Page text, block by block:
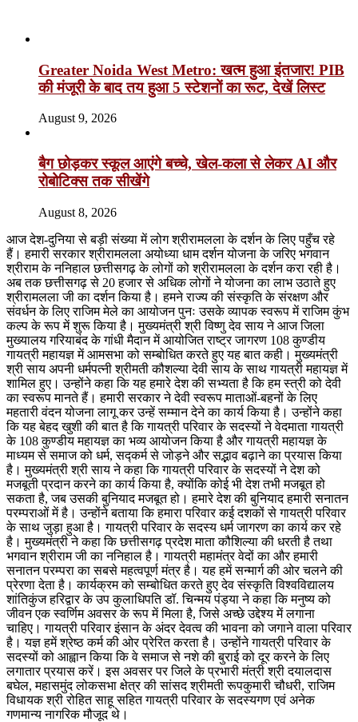
Greater Noida West Metro: खत्म हुआ इंतजार! PIB
की मंजूरी के बाद तय हुआ 5 स्टेशनों का रूट, देखें लिस्ट
August 9, 2026
बैग छोड़कर स्कूल आएंगे बच्चे, खेल-कला से लेकर AI और
रोबोटिक्स तक सीखेंगे
August 8, 2026
आज देश-दुनिया से बड़ी संख्या में लोग श्रीरामलला के दर्शन के लिए पहुँच रहे
हैं। हमारी सरकार श्रीरामलला अयोध्या धाम दर्शन योजना के जरिए भगवान
श्रीराम के ननिहाल छत्तीसगढ़ के लोगों को श्रीरामलला के दर्शन करा रही है।
अब तक छत्तीसगढ़ से 20 हजार से अधिक लोगों ने योजना का लाभ उठाते हुए
श्रीरामलला जी का दर्शन किया है। हमने राज्य की संस्कृति के संरक्षण और
संवर्धन के लिए राजिम मेले का आयोजन पुनः उसके व्यापक स्वरूप में राजिम कुंभ
कल्प के रूप में शुरू किया है। मुख्यमंत्री श्री विष्णु देव साय ने आज जिला
मुख्यालय गरियाबंद के गांधी मैदान में आयोजित राष्ट्र जागरण 108 कुण्डीय
गायत्री महायज्ञ में आमसभा को सम्बोधित करते हुए यह बात कही। मुख्यमंत्री
श्री साय अपनी धर्मपत्नी श्रीमती कौशल्या देवी साय के साथ गायत्री महायज्ञ में
शामिल हुए। उन्होंने कहा कि यह हमारे देश की सभ्यता है कि हम स्त्री को देवी
का स्वरूप मानते हैं। हमारी सरकार ने देवी स्वरूप माताओं-बहनों के लिए
महतारी वंदन योजना लागू कर उन्हें सम्मान देने का कार्य किया है। उन्होंने कहा
कि यह बेहद खुशी की बात है कि गायत्री परिवार के सदस्यों ने वेदमाता गायत्री
के 108 कुण्डीय महायज्ञ का भव्य आयोजन किया है और गायत्री महायज्ञ के
माध्यम से समाज को धर्म, सद्कर्म से जोड़ने और सद्भाव बढ़ाने का प्रयास किया
है। मुख्यमंत्री श्री साय ने कहा कि गायत्री परिवार के सदस्यों ने देश को
मजबूती प्रदान करने का कार्य किया है, क्योंकि कोई भी देश तभी मजबूत हो
सकता है, जब उसकी बुनियाद मजबूत हो। हमारे देश की बुनियाद हमारी सनातन
परम्पराओं में है। उन्होंने बताया कि हमारा परिवार कई दशकों से गायत्री परिवार
के साथ जुड़ा हुआ है। गायत्री परिवार के सदस्य धर्म जागरण का कार्य कर रहे
है। मुख्यमंत्री ने कहा कि छत्तीसगढ़ प्रदेश माता कौशिल्या की धरती है तथा
भगवान श्रीराम जी का ननिहाल है। गायत्री महामंत्र वेदों का और हमारी
सनातन परम्परा का सबसे महत्वपूर्ण मंत्र है। यह हमें सन्मार्ग की ओर चलने की
प्रेरणा देता है। कार्यक्रम को सम्बोधित करते हुए देव संस्कृति विश्वविद्यालय
शांतिकुंज हरिद्वार के उप कुलाधिपति डॉ. चिन्मय पंड्या ने कहा कि मनुष्य को
जीवन एक स्वर्णिम अवसर के रूप में मिला है, जिसे अच्छे उद्देश्य में लगाना
चाहिए। गायत्री परिवार इंसान के अंदर देवत्व की भावना को जगाने वाला परिवार
है। यज्ञ हमें श्रेष्ठ कर्म की ओर प्रेरित करता है। उन्होंने गायत्री परिवार के
सदस्यों को आह्वान किया कि वे समाज से नशे की बुराई को दूर करने के लिए
लगातार प्रयास करें। इस अवसर पर जिले के प्रभारी मंत्री श्री दयालदास
बघेल, महासमुंद लोकसभा क्षेत्र की सांसद श्रीमती रूपकुमारी चौधरी, राजिम
विधायक श्री रोहित साहू सहित गायत्री परिवार के सदस्यगण एवं अनेक
गणमान्य नागरिक मौजूद थे।